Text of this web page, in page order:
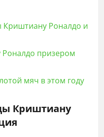
Роналдо и
Роналдо призером
мяч в этом году
Криштиану